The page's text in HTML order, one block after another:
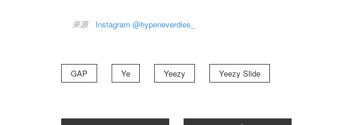
来源 Instagram @hypeneverdies_
GAP Ye Yeezy Yeezy Slide